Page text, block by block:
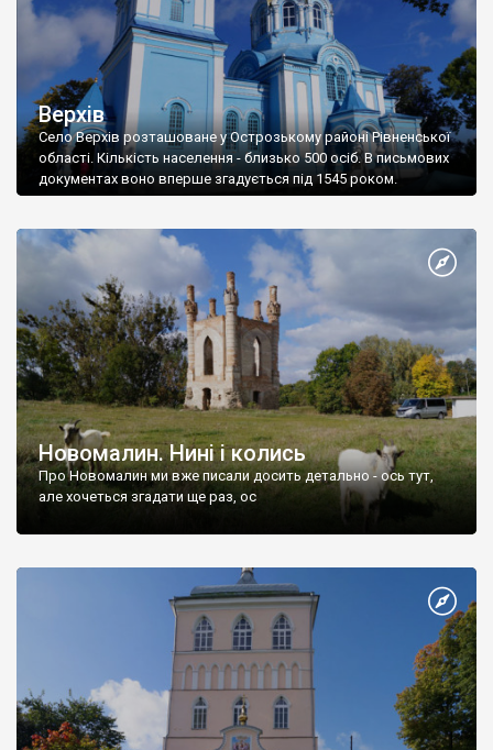
Верхів
Село Верхів розташоване у Острозькому районі Рівненської
області. Кількість населення - близько 500 осіб. В письмових
документах воно вперше згадується під 1545 роком.
Новомалин. Нині і колись
Про Новомалин ми вже писали досить детально - ось тут,
але хочеться згадати ще раз, ос